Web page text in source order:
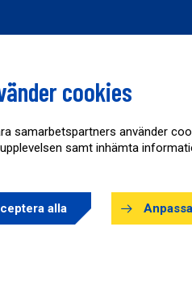
Copyright © AB Karl Hedin
cookies
samarbetspartners använder
samt inhämta
alla